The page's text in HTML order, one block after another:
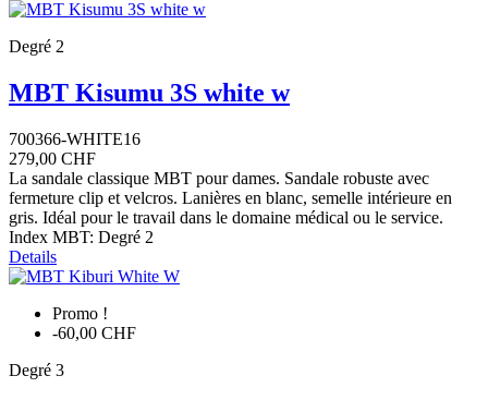
Degré 2
MBT Kisumu 3S white w
700366-WHITE16
279,00 CHF
La sandale classique MBT pour dames. Sandale robuste avec
fermeture clip et velcros. Lanières en blanc, semelle intérieure en
gris. Idéal pour le travail dans le domaine médical ou le service.
Index MBT: Degré 2
Details
Promo !
-60,00 CHF
Degré 3